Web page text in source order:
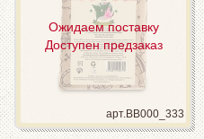
Ожидаем поставку
Доступен предзаказ
арт.BB000_333